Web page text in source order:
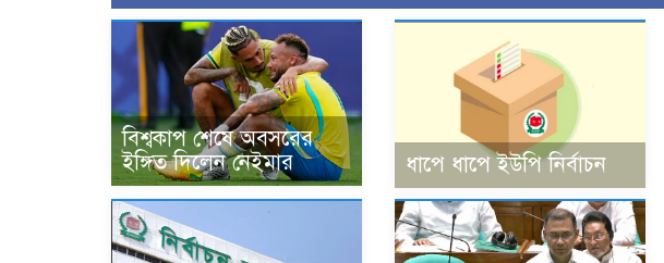
বিশ্বকাপ শেষে অবসরের
ইঙ্গিত দিলেন নেইমার
ধাপে ধাপে ইউপি নির্বাচন